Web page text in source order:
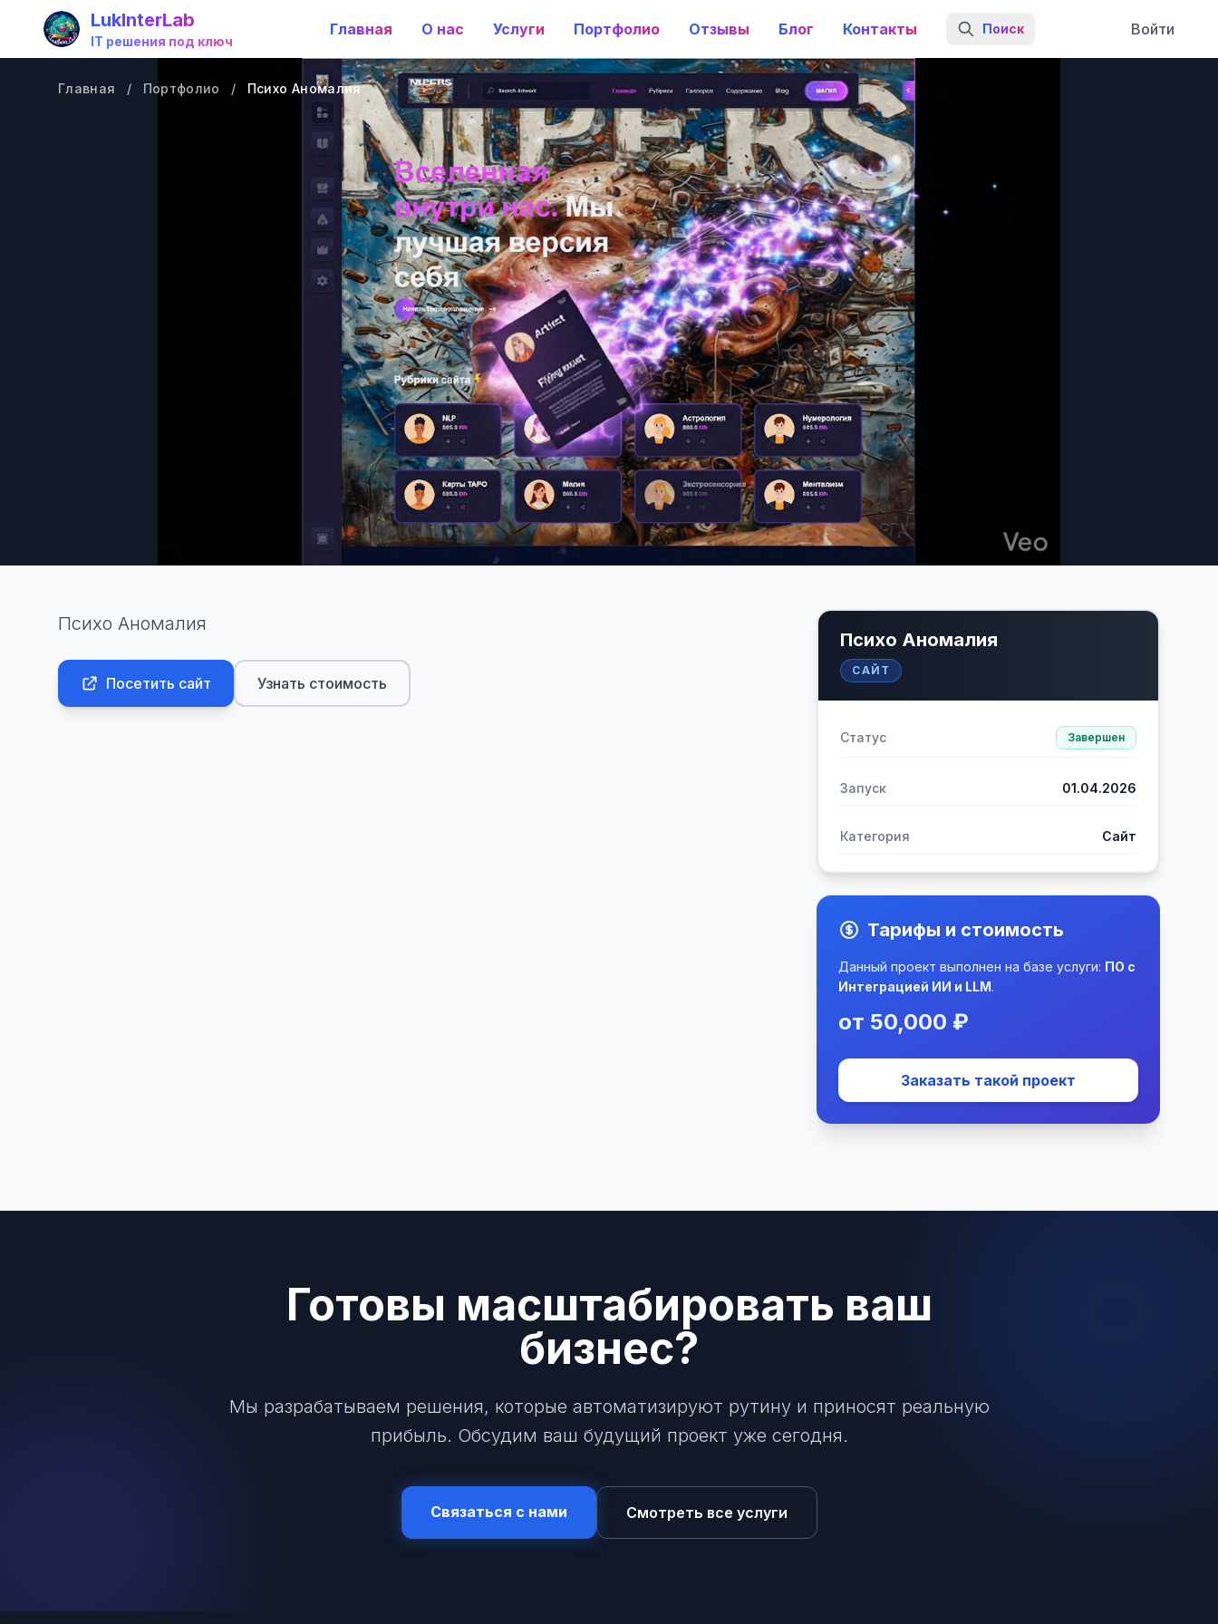
LukInterLab
IT решения под ключ
Главная О нас Услуги Портфолио Отзывы Блог Контакты Поиск Войти
Главная / Портфолио / Психо Аномалия
Психо Аномалия
Посетить сайт Узнать стоимость
Психо Аномалия
САЙТ
Статус Завершен
Запуск 01.04.2026
Категория Сайт
Тарифы и стоимость
Данный проект выполнен на базе услуги: ПО с
Интеграцией ИИ и LLM.
от 50,000 ₽
Заказать такой проект
Готовы масштабировать ваш
бизнес?
Мы разрабатываем решения, которые автоматизируют рутину и приносят реальную
прибыль. Обсудим ваш будущий проект уже сегодня.
Связаться с нами Смотреть все услуги